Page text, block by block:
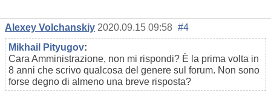
Alexey Volchanskiy 2020.09.15 09:58 #4
Mikhail Pityugov:
Cara Amministrazione, non mi rispondi? È la prima volta in
8 anni che scrivo qualcosa del genere sul forum. Non sono
forse degno di almeno una breve risposta?